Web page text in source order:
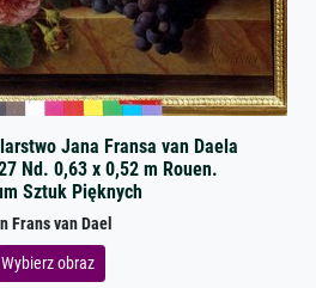
Jana Fransa van Daela
Nd. 0,63 x 0,52 m Rouen.
Sztuk Pięknych
Frans van Dael
Wybierz obraz